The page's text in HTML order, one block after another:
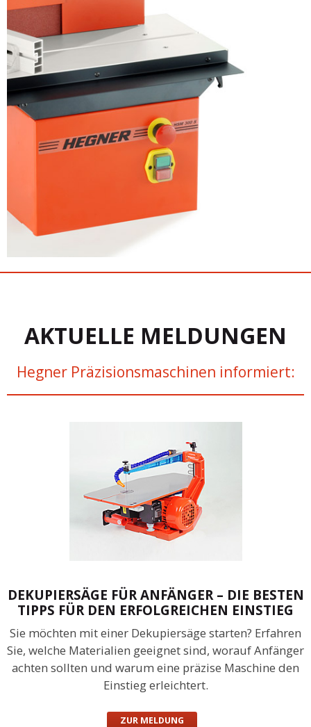
AKTUELLE MELDUNGEN
Hegner Präzisionsmaschinen informiert:
DEKUPIERSÄGE FÜR ANFÄNGER – DIE BESTEN
TIPPS FÜR DEN ERFOLGREICHEN EINSTIEG
Sie möchten mit einer Dekupiersäge starten? Erfahren
Sie, welche Materialien geeignet sind, worauf Anfänger
achten sollten und warum eine präzise Maschine den
Einstieg erleichtert.
ZUR MELDUNG